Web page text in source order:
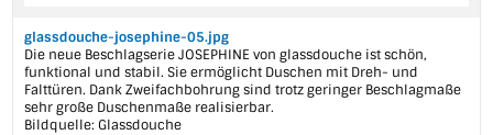
glassdouche-josephine-05.jpg
Die neue Beschlagserie JOSEPHINE von glassdouche ist schön,
funktional und stabil. Sie ermöglicht Duschen mit Dreh- und
Falttüren. Dank Zweifachbohrung sind trotz geringer Beschlagmaße
sehr große Duschenmaße realisierbar.
Bildquelle: Glassdouche